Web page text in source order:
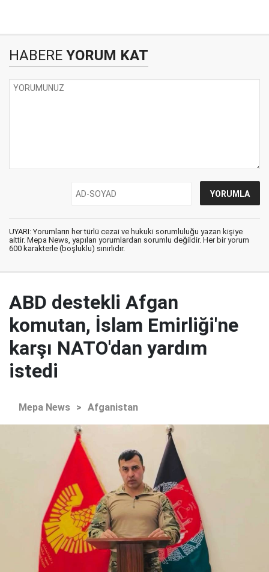
HABERE YORUM KAT
UYARI: Yorumların her türlü cezai ve hukuki sorumluluğu yazan kişiye
aittir. Mepa News, yapılan yorumlardan sorumlu değildir. Her bir yorum
600 karakterle (boşluklu) sınırlıdır.
ABD destekli Afgan
komutan, İslam Emirliği'ne
karşı NATO'dan yardım
istedi
Mepa News > Afganistan